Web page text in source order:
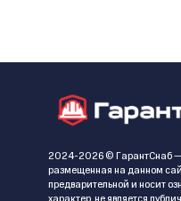
2024-2026 © ГарантСнаб
размещенная на данном
предварительной и носит